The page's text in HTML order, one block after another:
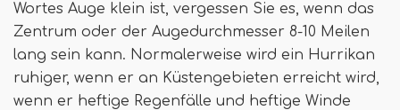
Wortes Auge klein ist, vergessen Sie es, wenn das
Zentrum oder der Augedurchmesser 8-10 Meilen
lang sein kann. Normalerweise wird ein Hurrikan
ruhiger, wenn er an Küstengebieten erreicht wird,
wenn er heftige Regenfälle und heftige Winde